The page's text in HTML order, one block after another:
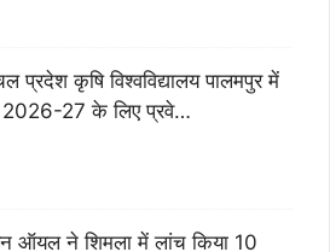
प्रदेश कृषि विश्वविद्यालय पालमपुर में
27 के लिए प्रवे…
ऑयल ने शिमला में लांच किया 10